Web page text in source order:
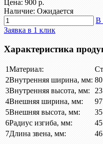
Цена: 900 р.
Наличие: Ожидается
В
Заявка в 1 клик
Характеристика
1Материал:
2Внутренняя ширина, мм: 80
3Внутренняя высота, мм:
23
4Внешняя ширина, мм:
97
5Внешняя высота, мм:
35
6Радиус изгиба, мм:
45
7Длина звена, мм: 46